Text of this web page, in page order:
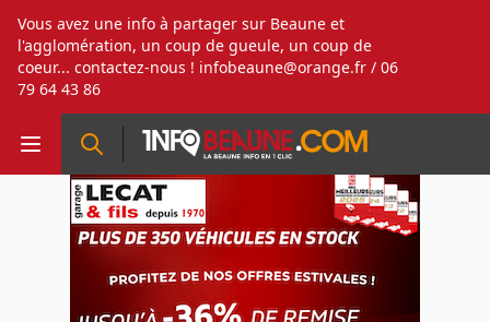
Vous avez une info à partager sur Beaune et
l'agglomération, un coup de gueule, un coup de
coeur... contactez-nous ! infobeaune@orange.fr / 06
79 64 43 86